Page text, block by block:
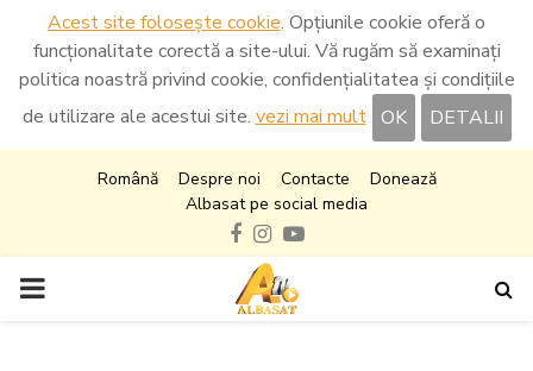
Acest site folosește cookie. Opțiunile cookie oferă o
funcționalitate corectă a site-ului. Vă rugăm să examinați
politica noastră privind cookie, confidențialitatea și condițiile
de utilizare ale acestui site. vezi mai mult OK DETALII
Română Despre noi Contacte
Donează
Albasat pe social media
Facebook
Instagram
Youtube
PRIMARY